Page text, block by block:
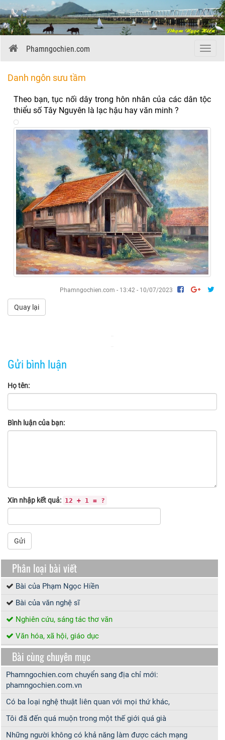
Menu
Phamngochien.com
Danh ngôn sưu tầm
Theo bạn, tục nối dây trong hôn nhân của các dân tộc
thiểu số Tây Nguyên là lạc hậu hay văn minh ?
Phamngochien.com - 13:42 - 10/07/2023
Quay lại
Gửi bình luận
Họ tên:
Bình luận của bạn:
Xin nhập kết quả: 12 + 1 = ?
Gửi
Phân loại bài viết
Bài của Phạm Ngọc Hiền
Bài của văn nghệ sĩ
Nghiên cứu, sáng tác thơ văn
Văn hóa, xã hội, giáo dục
Bài cùng chuyên mục
Phamngochien.com chuyển sang địa chỉ mới:
phamngochien.com.vn
Có ba loại nghệ thuật liên quan với mọi thứ khác,
Tôi đã đến quá muộn trong một thế giới quá già
Những người không có khả năng làm được cách mạng